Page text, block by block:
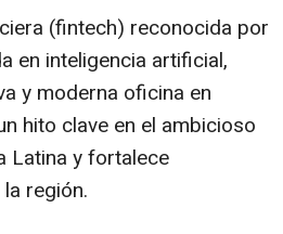
(fintech) reconocida por
en inteligencia artificial,
y moderna oficina en
hito clave en el ambicioso
Latina y fortalece
región.